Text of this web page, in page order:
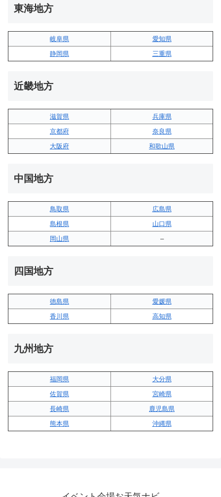
東海地方
岐阜県
愛知県
静岡県
三重県
近畿地方
滋賀県
兵庫県
京都府
奈良県
大阪府
和歌山県
中国地方
鳥取県
広島県
島根県
山口県
岡山県
–
四国地方
徳島県
愛媛県
香川県
高知県
九州地方
福岡県
大分県
佐賀県
宮崎県
長崎県
鹿児島県
熊本県
沖縄県